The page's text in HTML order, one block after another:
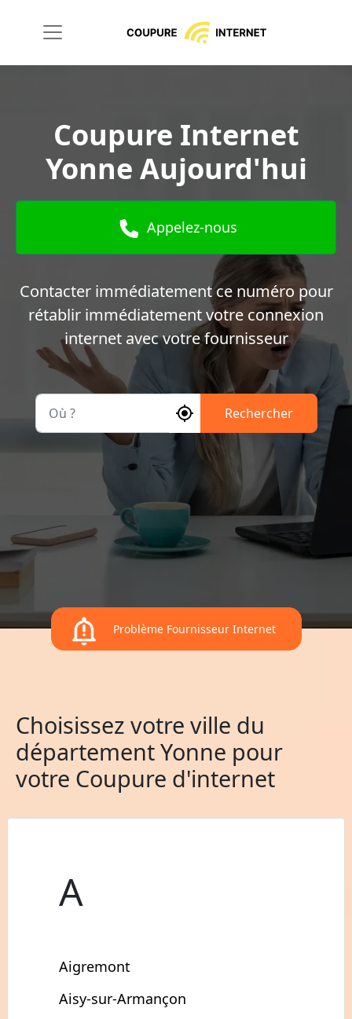
Coupure Internet
Yonne Aujourd'hui
Appelez-nous
Contacter immédiatement ce numéro pour
rétablir immédiatement votre connexion
internet avec votre fournisseur
Rechercher
Problème Fournisseur Internet
Choisissez votre ville du
département Yonne pour
votre Coupure d'internet
A
Aigremont
Aisy-sur-Armançon